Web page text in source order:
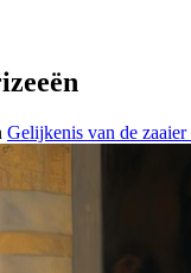
Gelijkenis van de